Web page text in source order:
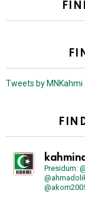
Tweets by MNKahmi
Presidum: